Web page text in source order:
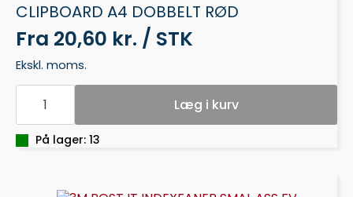
CLIPBOARD A4 DOBBELT RØD
Fra 20,60 kr. / STK
Ekskl. moms.
CLIPBOARD
DOBBELT
RØD
antal
Læg i kurv
På lager: 13